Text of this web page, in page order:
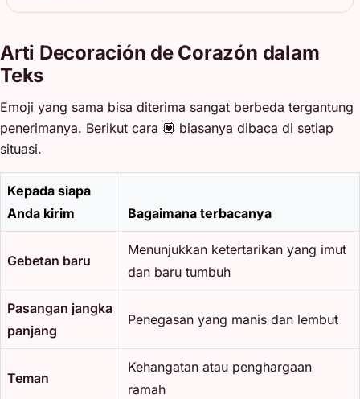
Arti Decoración de Corazón dalam
Teks
Emoji yang sama bisa diterima sangat berbeda tergantung
penerimanya. Berikut cara 💟 biasanya dibaca di setiap
situasi.
Kepada siapa
Anda kirim
Bagaimana terbacanya
Gebetan baru
Menunjukkan ketertarikan yang imut
dan baru tumbuh
Pasangan jangka
panjang
Penegasan yang manis dan lembut
Teman
Kehangatan atau penghargaan
ramah